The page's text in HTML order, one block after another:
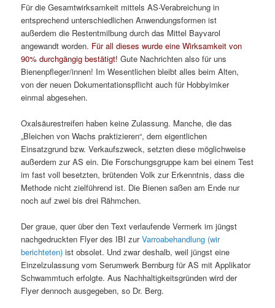
Für die Gesamtwirksamkeit mittels AS-Verabreichung in
entsprechend unterschiedlichen Anwendungsformen ist
außerdem die Restentmilbung durch das Mittel Bayvarol
angewandt worden. Für all dieses wurde eine Wirksamkeit von
90% durchgängig bestätigt! Gute Nachrichten also für uns
Bienenpfleger/innen! Im Wesentlichen bleibt alles beim Alten,
von der neuen Dokumentationspflicht auch für Hobbyimker
einmal abgesehen.
Oxalsäurestreifen haben keine Zulassung. Manche, die das
„Bleichen von Wachs praktizieren“, dem eigentlichen
Einsatzgrund bzw. Verkaufszweck, setzten diese möglichweise
außerdem zur AS ein. Die Forschungsgruppe kam bei einem Test
im fast voll besetzten, brütenden Volk zur Erkenntnis, dass die
Methode nicht zielführend ist. Die Bienen saßen am Ende nur
noch auf zwei bis drei Rähmchen.
Der graue, quer über den Text verlaufende Vermerk im jüngst
nachgedruckten Flyer des IBI zurVarroabehandlung (wir
berichteten) ist obsolet. Und zwar deshalb, weil jüngst eine
Einzelzulassung vom Serumwerk Bernburg für AS mit Applikator
Schwammtuch erfolgte. Aus Nachhaltigkeitsgründen wird der
Flyer dennoch ausgegeben, so Dr. Berg.